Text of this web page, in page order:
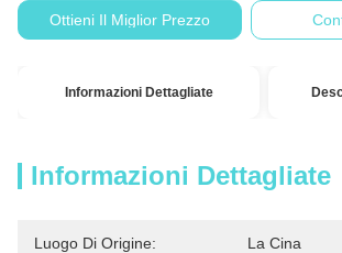
Ottieni Il Miglior Prezzo
Informazioni Dettagliate
Informazioni Dettagliate
Luogo Di Origine: La Cina